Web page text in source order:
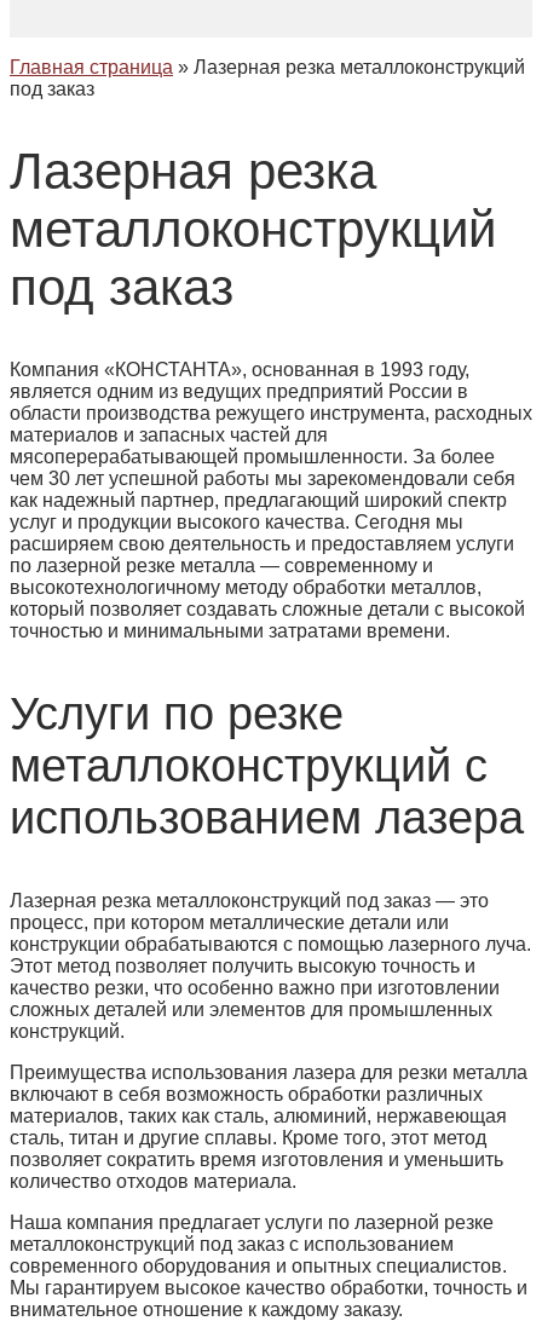
Главная страница » Лазерная резка металлоконструкций
под заказ
Лазерная резка
металлоконструкций
под заказ
Компания «КОНСТАНТА», основанная в 1993 году,
является одним из ведущих предприятий России в
области производства режущего инструмента, расходных
материалов и запасных частей для
мясоперерабатывающей промышленности. За более
чем 30 лет успешной работы мы зарекомендовали себя
как надежный партнер, предлагающий широкий спектр
услуг и продукции высокого качества. Сегодня мы
расширяем свою деятельность и предоставляем услуги
по лазерной резке металла — современному и
высокотехнологичному методу обработки металлов,
который позволяет создавать сложные детали с высокой
точностью и минимальными затратами времени.
Услуги по резке
металлоконструкций с
использованием лазера
Лазерная резка металлоконструкций под заказ — это
процесс, при котором металлические детали или
конструкции обрабатываются с помощью лазерного луча.
Этот метод позволяет получить высокую точность и
качество резки, что особенно важно при изготовлении
сложных деталей или элементов для промышленных
конструкций.
Преимущества использования лазера для резки металла
включают в себя возможность обработки различных
материалов, таких как сталь, алюминий, нержавеющая
сталь, титан и другие сплавы. Кроме того, этот метод
позволяет сократить время изготовления и уменьшить
количество отходов материала.
Наша компания предлагает услуги по лазерной резке
металлоконструкций под заказ с использованием
современного оборудования и опытных специалистов.
Мы гарантируем высокое качество обработки, точность и
внимательное отношение к каждому заказу.